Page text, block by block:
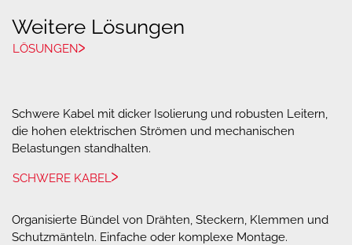
IPC/WHMA-620-Normen unterstrichen.
Weitere Lösungen
LÖSUNGEN
Schwere Kabel mit dicker Isolierung und robusten Leitern,
die hohen elektrischen Strömen und mechanischen
Belastungen standhalten.
SCHWERE KABEL
Organisierte Bündel von Drähten, Steckern, Klemmen und
Schutzmänteln. Einfache oder komplexe Montage.